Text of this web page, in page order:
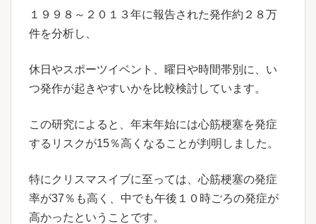
１９９８～２０１３年に報告された発作約２８万
件を分析し、
休日やスポーツイベント、曜日や時間帯別に、い
つ発作が起きやすいかを比較検討しています。
この研究によると、年末年始には心筋梗塞を発症
するリスクが15％高くなることが判明しました。
特にクリスマスイブに至っては、心筋梗塞の発症
率が37％も高く、中でも午後１０時ごろの発症が
高かったということです。